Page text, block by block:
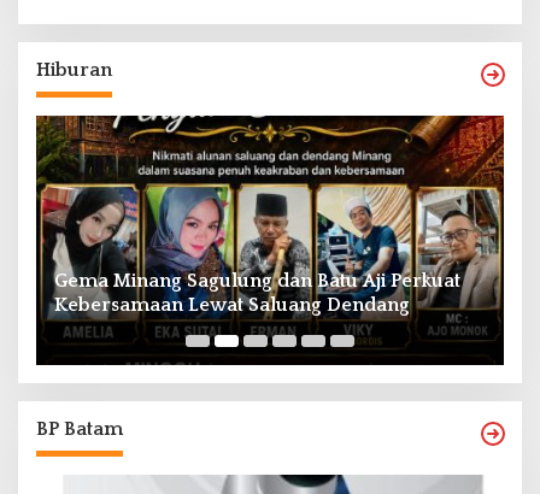
Hiburan
Gema Minang Sagulung dan Batu Aji Perkuat
Kebersamaan Lewat Saluang Dendang
BP Batam